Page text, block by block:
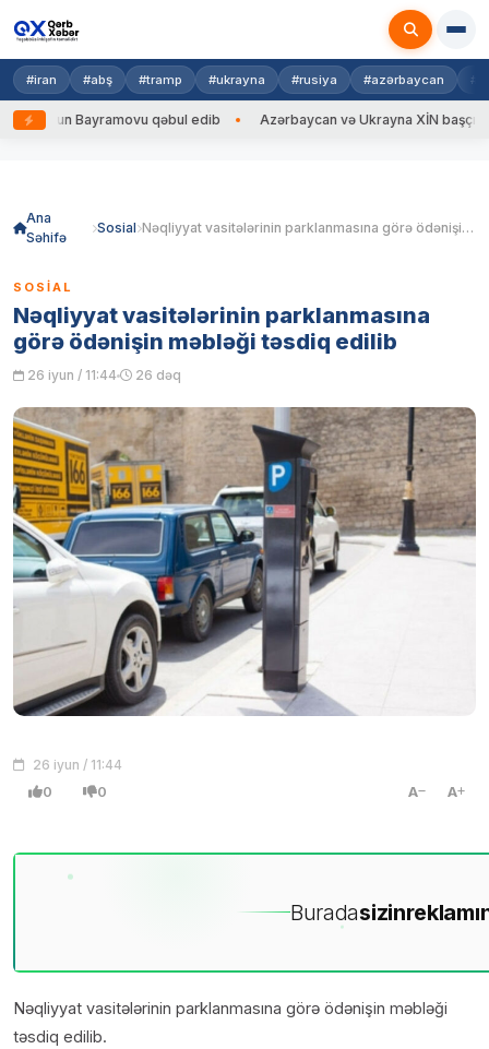
#iran #abş #tramp #ukrayna #rusiya #azərbaycan
qəbul edib Azərbaycan və Ukrayna XİN başçıları
Ana
Səhifə
Sosial Nəqliyyat vasitələrinin parklanmasına görə ödənişin məbləği təsdiq edilib
SOSIAL
Nəqliyyat vasitələrinin parklanmasına
görə ödənişin məbləği təsdiq edilib
26 iyun / 11:44 26 dəq
26 iyun / 11:44
0 0 A A
Buradasizin
Nəqliyyat vasitələrinin parklanmasına görə ödənişin məbləği
təsdiq edilib.